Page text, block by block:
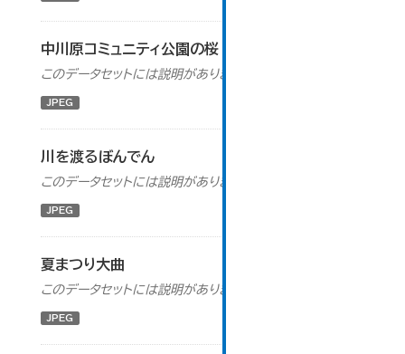
中川原コミュニティ公園の桜
このデータセットには説明がありません
JPEG
川を渡るぼんでん
このデータセットには説明がありません
JPEG
夏まつり大曲
このデータセットには説明がありません
JPEG